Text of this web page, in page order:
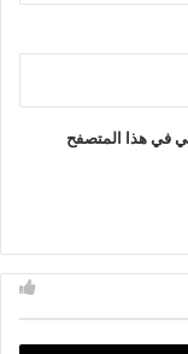
في هذا المتصفح